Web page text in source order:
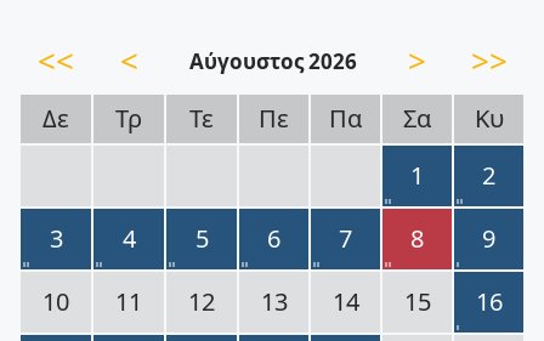
<< < Αύγουστος 2026 > >>
Δε Τρ Τε Πε Πα Σα
Κυ
1
2
3
4 5 6 7 8
9
10
11 12 13 14 15
16